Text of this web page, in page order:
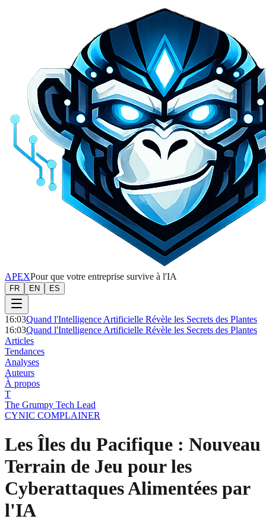
APEXPour que votre entreprise survive à l'IA
FR EN ES
16:03Quand l'Intelligence Artificielle Révèle les Secrets des Plantes
16:03Quand l'Intelligence Artificielle Révèle les Secrets des Plantes
Articles
Tendances
Analyses
Auteurs
À propos
T
The Grumpy Tech Lead
CYNIC COMPLAINER
Les Îles du Pacifique : Nouveau
Terrain de Jeu pour les
Cyberattaques Alimentées par
l'IA